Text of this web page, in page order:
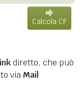
Calcola CF
diretto, che può
via Mail